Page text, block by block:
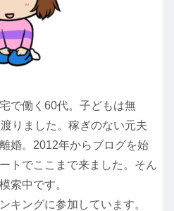
で働く60代。子どもは無
りました。稼ぎのない元夫
婚。2012年からブログを始
トでここまで来ました。そん
索中です。
キングに参加しています。